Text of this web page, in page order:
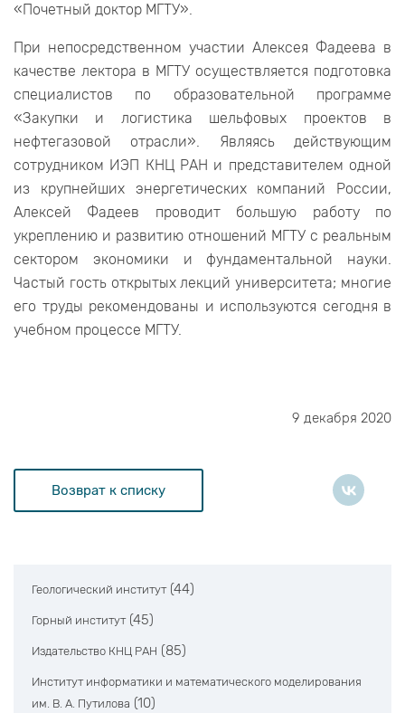
«Почетный доктор МГТУ».
При непосредственном участии Алексея Фадеева в
качестве лектора в МГТУ осуществляется подготовка
специалистов по образовательной программе
«Закупки и логистика шельфовых проектов в
нефтегазовой отрасли». Являясь действующим
сотрудником ИЭП КНЦ РАН и представителем одной
из крупнейших энергетических компаний России,
Алексей Фадеев проводит большую работу по
укреплению и развитию отношений МГТУ с реальным
сектором экономики и фундаментальной науки.
Частый гость открытых лекций университета; многие
его труды рекомендованы и используются сегодня в
учебном процессе МГТУ.
9 декабря 2020
Возврат к списку
Геологический институт (44)
Горный институт (45)
Издательство КНЦ РАН (85)
Институт информатики и математического моделирования
им. В. А. Путилова (10)